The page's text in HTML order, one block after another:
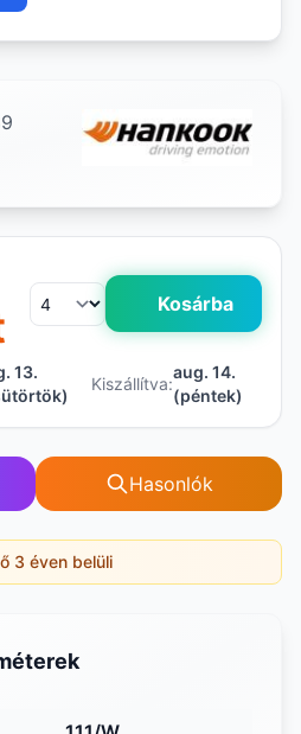
Kosárba
13.
Kiszállítva:
aug. 14.
(péntek)
Hasonlók
3 éven belüli